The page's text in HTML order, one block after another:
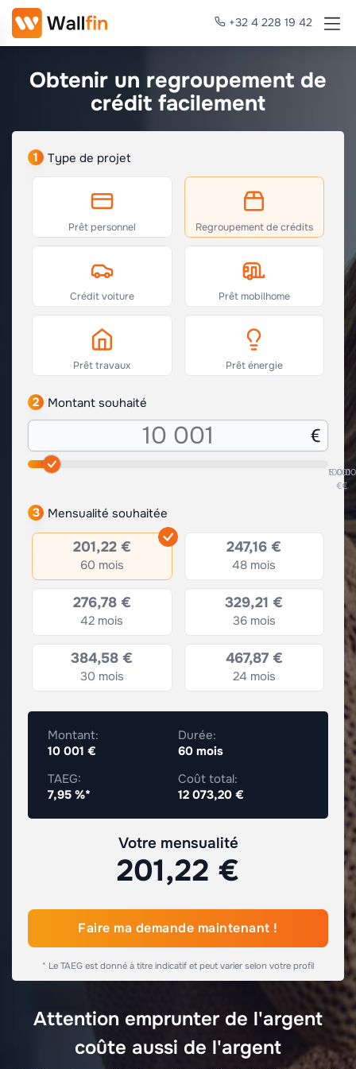
+32 4 228 19 42
Obtenir un regroupement de
crédit facilement
1 Type de projet
Prêt personnel Regroupement de crédits
Crédit voiture Prêt mobilhome
Prêt travaux Prêt énergie
2 Montant souhaité
5.001
€€
3 Mensualité souhaitée
201,22 €
60 mois
247,16 €
48 mois
276,78 €
42 mois
329,21 €
36 mois
384,58 €
30 mois
467,87 €
24 mois
Montant:
10 001 €
Durée:
60 mois
TAEG:
7,95 %*
Coût total:
12 073,20 €
Votre mensualité
201,22 €
Faire ma demande maintenant !
* Le TAEG est donné à titre indicatif et peut varier selon votre profil
Attention emprunter de l'argent
coûte aussi de l'argent